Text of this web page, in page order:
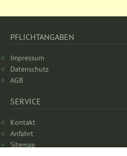
PFLICHTANGABEN
Impressum
Datenschutz
AGB
SERVICE
Kontakt
Anfahrt
Sitemap